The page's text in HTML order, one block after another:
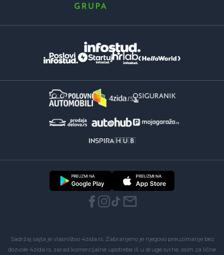
Sadržaj sajta je vlasništvo 4zida.rs. Zabranjeno je njegovo preuzimanje bez
dozvole 4zida.rs, zarad komercijalne upotrebe ili u druge svrhe, osim za lične